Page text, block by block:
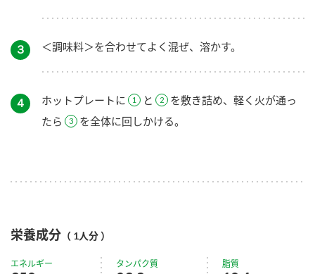
３ ＜調味料＞を合わせてよく混ぜ、溶かす。
４ ホットプレートに と
を敷き詰め、軽く火が通っ
たら
を全体に回しかける。
栄養成分 （ 1人分 ）
エネルギー タンパク質 脂質